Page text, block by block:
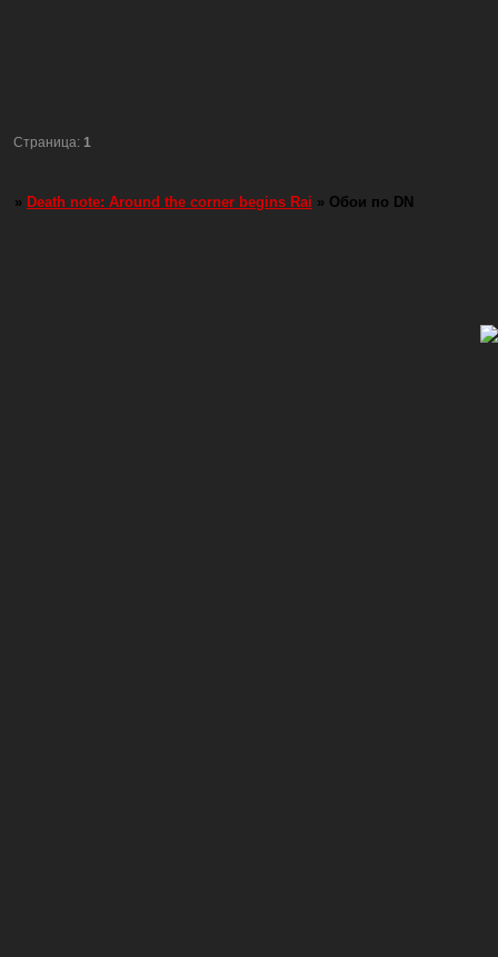
Страница:1
» Death note: Around the corner begins Rai » Обои по DN